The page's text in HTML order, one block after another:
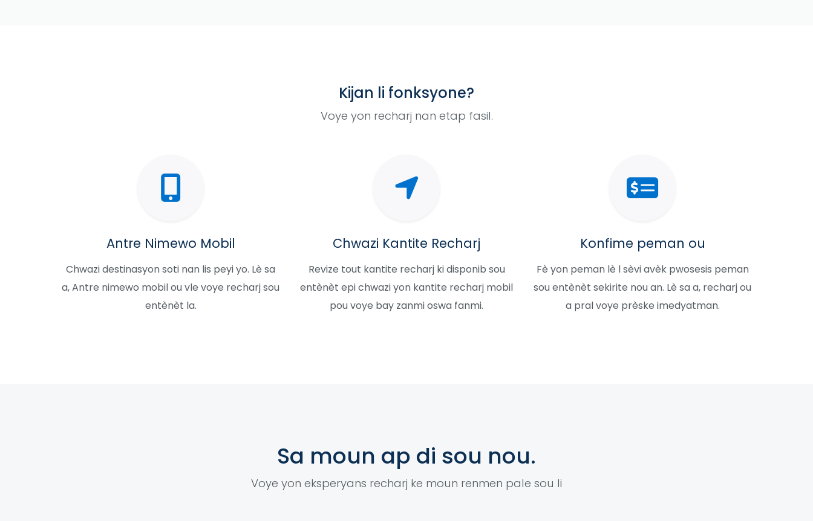
Kijan li fonksyone?
Voye yon recharj nan etap fasil.
Antre Nimewo Mobil
Chwazi destinasyon soti nan lis peyi yo. Lè sa
a, Antre nimewo mobil ou vle voye recharj sou
entènèt la.
Chwazi Kantite Recharj
Revize tout kantite recharj ki disponib sou
entènèt epi chwazi yon kantite recharj mobil
pou voye bay zanmi oswa fanmi.
Konfime peman ou
Fè yon peman lè l sèvi avèk pwosesis peman
sou entènèt sekirite nou an. Lè sa a, recharj ou
a pral voye prèske imedyatman.
Sa moun ap di sou nou.
Voye yon eksperyans recharj ke moun renmen pale sou li